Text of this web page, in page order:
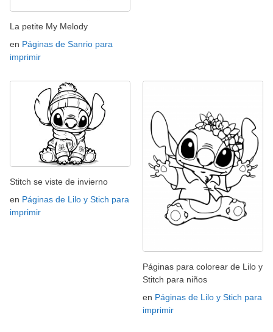
La petite My Melody
en Páginas de Sanrio para
imprimir
Stitch se viste de invierno
en Páginas de Lilo y Stich para
imprimir
Páginas para colorear de Lilo y
Stitch para niños
en Páginas de Lilo y Stich para
imprimir